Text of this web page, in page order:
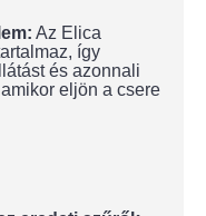
Az Elica
így
és azonnali
eljön a csere